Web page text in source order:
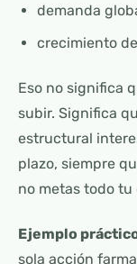
demanda
crecimiento
Eso no significa
subir. Significa
estructural
plazo, siempre
no metas todo tu
Ejemplo
sola acción